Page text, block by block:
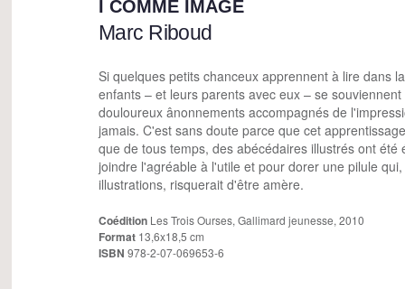
I COMME IMAGE
Marc Riboud
Si quelques petits chanceux apprennent à lire dans
enfants – et leurs parents avec eux – se
douloureux ânonnements accompagnés de
jamais. C'est sans doute parce que cet
que de tous temps, des abécédaires illustrés ont été
joindre l'agréable à l'utile et pour dorer une pilule
illustrations, risquerait d'être amère.
Coédition Les Trois Ourses, Gallimard jeunesse, 2010
Format 13,6x18,5 cm
ISBN 978-2-07-069653-6